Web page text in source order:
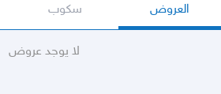
العروض سكوب
لا يوجد عروض